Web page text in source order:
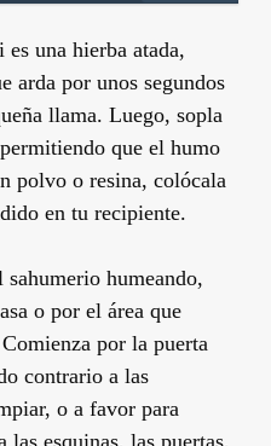
es una hierba atada,
arda por unos segundos
llama. Luego, sopla
que el humo
polvo o resina, colócala
en tu recipiente.
sahumerio humeando,
o por el área que
por la puerta
contrario a las
o a favor para